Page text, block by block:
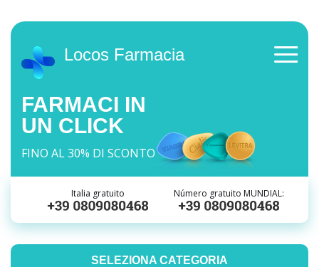
Locos Farmacia
FARMACI IN
UN CLICK
FINO AL 30% DI SCONTO
Italia gratuito Número gratuito MUNDIAL:
SELEZIONA CATEGORIA